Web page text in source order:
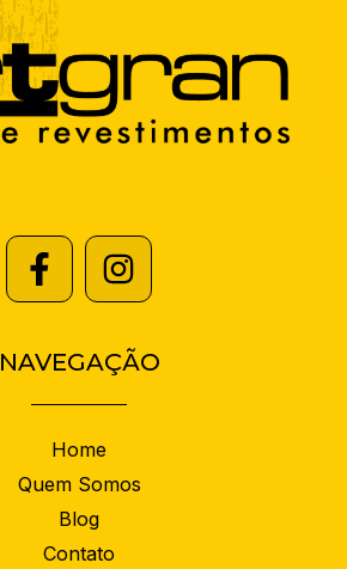
NAVEGAÇÃO
Home
Quem Somos
Blog
Contato